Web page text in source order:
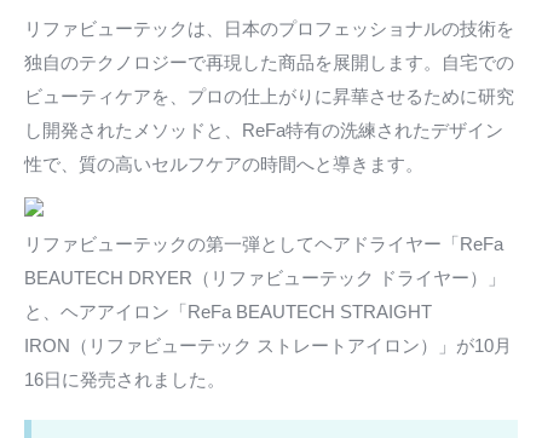
リファビューテックは、日本のプロフェッショナルの技術を
独自のテクノロジーで再現した商品を展開します。自宅での
ビューティケアを、プロの仕上がりに昇華させるために研究
し開発されたメソッドと、ReFa特有の洗練されたデザイン
性で、質の高いセルフケアの時間へと導きます。
リファビューテックの第一弾としてヘアドライヤー「ReFa
BEAUTECH DRYER（リファビューテック ドライヤー）」
と、ヘアアイロン「ReFa BEAUTECH STRAIGHT
IRON（リファビューテック ストレートアイロン）」が10月
16日に発売されました。